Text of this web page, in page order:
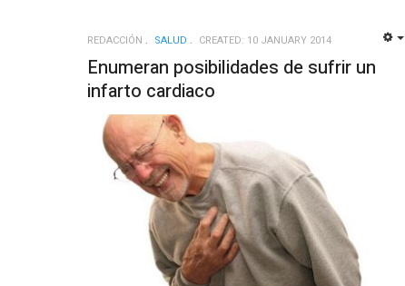
REDACCIÓN SALUD CREATED: 10 JANUARY 2014
Enumeran posibilidades de sufrir un
infarto cardiaco